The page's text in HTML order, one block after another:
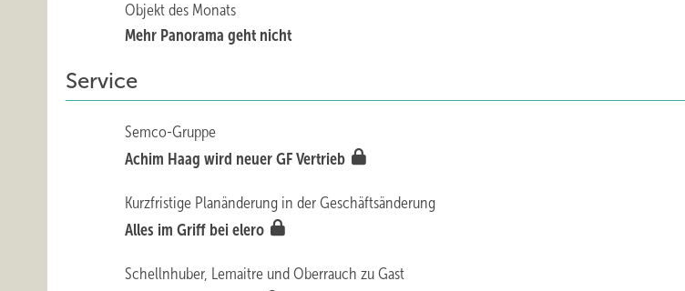
Objekt des Monats
Mehr Panorama geht nicht
Service
Semco-Gruppe
Achim Haag wird neuer GF Vertrieb
Kurzfristige Planänderung in der Geschäftsänderung
Alles im Griff bei elero
Schellnhuber, Lemaitre und Oberrauch zu Gast